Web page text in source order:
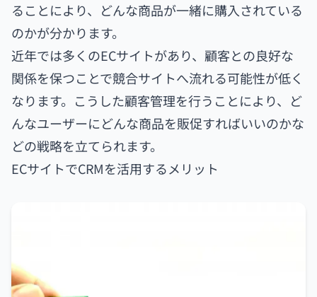
ることにより、どんな商品が一緒に購入されている
のかが分かります。
近年では多くのECサイトがあり、顧客との良好な
関係を保つことで競合サイトへ流れる可能性が低く
なります。こうした顧客管理を行うことにより、ど
んなユーザーにどんな商品を販促すればいいのかな
どの戦略を立てられます。
ECサイトでCRMを活用するメリット